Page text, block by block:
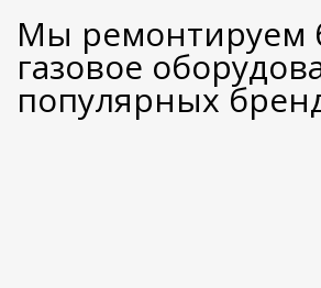
Мы ремонтируем
газовое
популярных